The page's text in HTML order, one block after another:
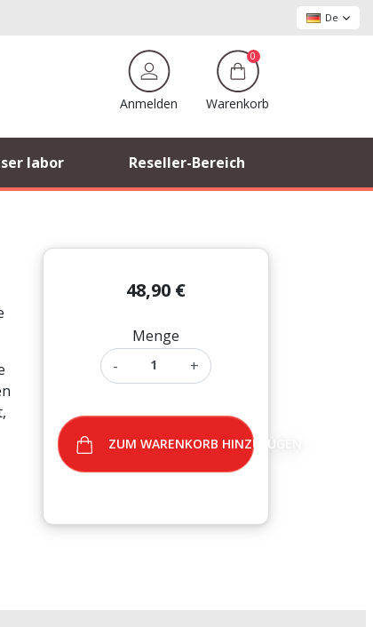
De
Anmelden
0
Warenkorb
labor Reseller-Bereich
48,90 €
Menge
-
+
ZUM WARENKORB HINZUFÜGEN